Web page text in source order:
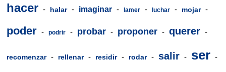
hacer - halar - imaginar - lamer - luchar - mojar -
poder - podrir - probar - proponer - querer -
recomenzar - rellenar - residir - rodar - salir - ser -